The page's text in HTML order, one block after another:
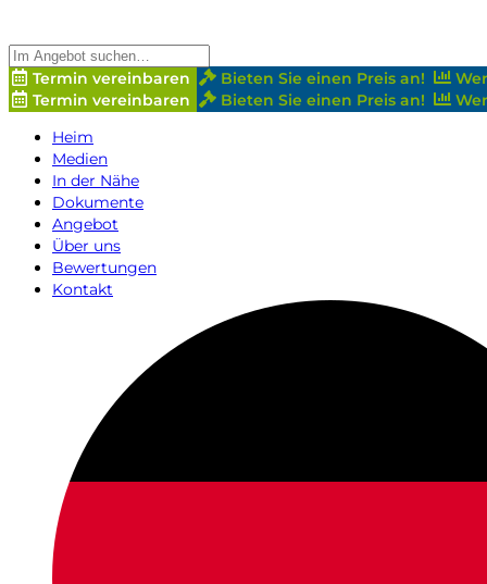
Termin vereinbaren Bieten Sie einen Preis an!
Termin vereinbaren
Bieten Sie einen Preis an!
Heim
Medien
In der Nähe
Dokumente
Angebot
Über uns
Bewertungen
Kontakt